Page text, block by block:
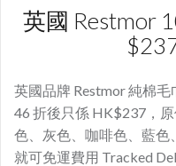
英國 Restmor
英國品牌 Restmor 純棉
46 折後只係 HK$237，
色、灰色、咖啡色、藍色
就可免運費用 Tracked